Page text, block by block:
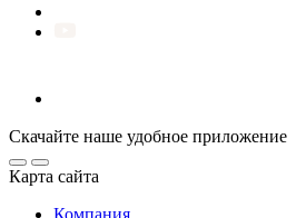
Скачайте наше удобное приложение
Карта сайта
Компания